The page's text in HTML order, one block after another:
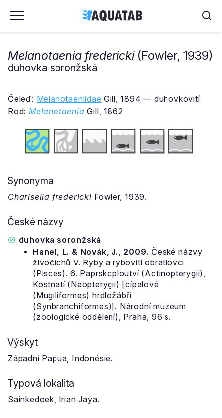
Melanotaenia fredericki(Fowler, 1939)
duhovka soronžská
Čeleď: Melanotaeniidae Gill, 1894 — duhovkovití
Rod: Melanotaenia Gill, 1862
Synonyma
Charisella fredericki Fowler, 1939.
České názvy
duhovka soronžská
Hanel, L. & Novák, J., 2009. České názvy
živočichů V. Ryby a rybovití obratlovci
(Pisces). 6. Paprskoploutví (Actinopterygii),
Kostnatí (Neopterygii) [cípalové
(Mugiliformes) hrdložábří
(Synbranchiformes)]. Národní muzeum
(zoologické oddělení), Praha, 96 s.
Výskyt
Západní Papua, Indonésie.
Typová lokalita
Sainkedoek, Irian Jaya.